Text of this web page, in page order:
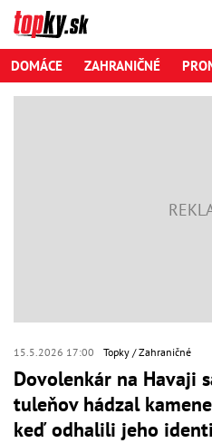
DOMÁCE ZAHRANIČNÉ
15.5.2026 17:00 Topky Zahraničné
Dovolenkár na Havaji
tuleňov hádzal
keď odhalili jeho